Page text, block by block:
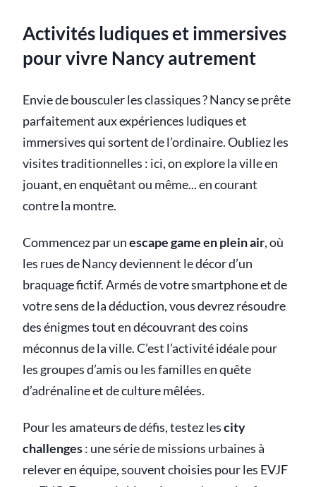
Activités ludiques et immersives
pour vivre Nancy autrement
Envie de bousculer les classiques ? Nancy se prête
parfaitement aux expériences ludiques et
immersives qui sortent de l’ordinaire. Oubliez les
visites traditionnelles : ici, on explore la ville en
jouant, en enquêtant ou même... en courant
contre la montre.
Commencez par unescape game en plein air, où
les rues de Nancy deviennent le décor d’un
braquage fictif. Armés de votre smartphone et de
votre sens de la déduction, vous devrez résoudre
des énigmes tout en découvrant des coins
méconnus de la ville. C’est l’activité idéale pour
les groupes d’amis ou les familles en quête
d’adrénaline et de culture mêlées.
Pour les amateurs de défis, testez lescity
challenges: une série de missions urbaines à
relever en équipe, souvent choisies pour les EVJF